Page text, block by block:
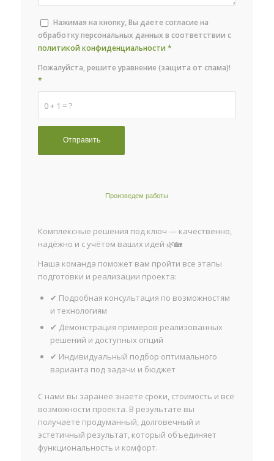
Нажимая на кнопку, Вы даете согласие на
обработку персональных данных в соответствии с
политикой конфиденциальности *
0 + 1 = ?
Пожалуйста, решите уравнение (защита от спама)!
*
Произведем работы
Комплексные решения под ключ — качественно,
надёжно и с учётом ваших идей 🌿🏡
Наша команда поможет вам пройти все этапы
подготовки и реализации проекта:
✔ Подробная консультация по возможностям
и технологиям
✔ Демонстрация примеров реализованных
решений и доступных опций
✔ Индивидуальный подбор оптимального
варианта под задачи и бюджет
С нами вы заранее знаете сроки, стоимость и все
возможности проекта. В результате вы
получаете продуманный, долговечный и
эстетичный результат, который объединяет
функциональность и комфорт.